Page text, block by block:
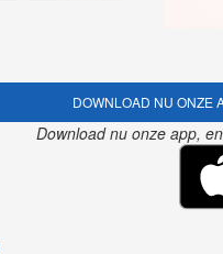
DOWNLOAD NU ONZE
Download nu onze app,